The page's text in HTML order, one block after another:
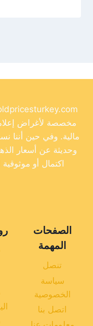
مخصصة لأغراض
مالية. وفي حين أننا
وحديثة عن أسعار
اكتمال أو
الصفحات
المهمة
تنصل
سياسة
الخصوصية
اتصل بنا